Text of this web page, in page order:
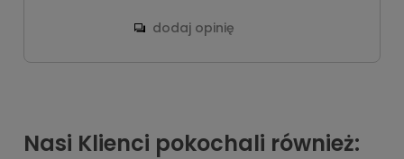
dodaj opinię
Nasi Klienci pokochali również: